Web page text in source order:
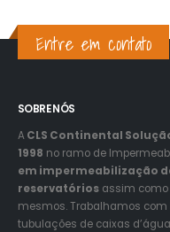
Entre em contato
SOBRE NÓS
ACLS Continental
1998 no ramo de
em impermeabilização
reservatórios assim como
mesmos. Trabalhamos
tubulações de caixas